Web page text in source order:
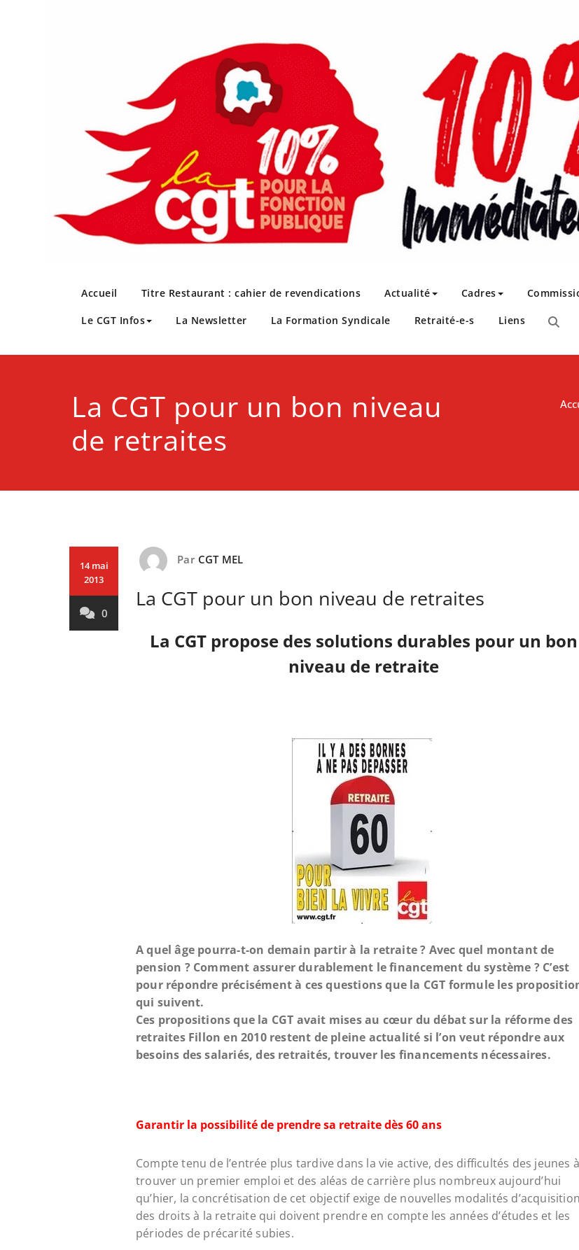
CGT Métropole Européenne de Lille
Accueil Titre Restaurant : cahier de revendications Actualité Cadres
Le CGT Infos La Newsletter La Formation Syndicale Retraité-e-s Liens
La CGT pour un bon niveau
de retraites
14 mai
2013
0
Par CGT MEL
La CGT pour un bon niveau de retraites
La CGT propose des solutions durables pour un bon
niveau de retraite
A quel âge pourra-t-on demain partir à la retraite ? Avec quel montant de
pension ? Comment assurer durablement le financement du système ? C’est
pour répondre précisément à ces questions que la CGT formule les
qui suivent.
Ces propositions que la CGT avait mises au cœur du débat sur la réforme des
retraites Fillon en 2010 restent de pleine actualité si l’on veut répondre aux
besoins des salariés, des retraités, trouver les financements nécessaires.
Garantir la possibilité de prendre sa retraite dès 60 ans
Compte tenu de l’entrée plus tardive dans la vie active, des difficultés des jeunes à
trouver un premier emploi et des aléas de carrière plus nombreux aujourd’hui
qu’hier, la concrétisation de cet objectif exige de nouvelles modalités d’acquisition
des droits à la retraite qui doivent prendre en compte les années d’études et les
périodes de précarité subies.